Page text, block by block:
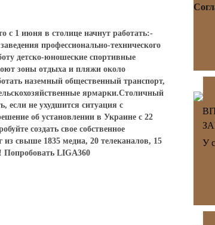
с 1 июня в столице начнут работать:-
профессионально-технического
детско-юношеские спортивные
зоны отдыха и пляжи около
наземный общественный транспорт,
ярмарки.Столичный
если не ухудшится ситуация с
об установлении в Украине с 22
создать свое собственное
из свыше 1835 медиа, 20 телеканалов, 15
Попробовать LIGA360
У